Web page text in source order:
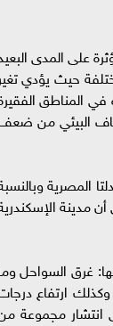
على المدى
حيث يؤدي تغير
في المناطق
البيئي من
المصرية
ما يعنى أن مدينة
غرق السواحل
وكذلك ارتفاع
انتشار مجموعة